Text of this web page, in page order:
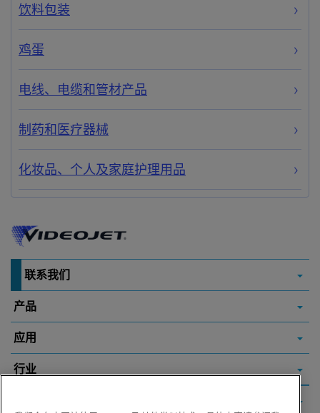
饮料包装
鸡蛋
电线、电缆和管材产品
制药和医疗器械
化妆品、个人及家庭护理用品
联系我们
产品
应用
行业